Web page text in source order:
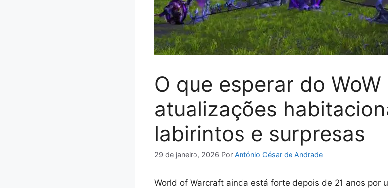
O que esperar do
atualizações
labirintos e surpresas
29 de janeiro, 2026 Por António César de Andrade
World of Warcraft ainda está forte depois de 21 anos por